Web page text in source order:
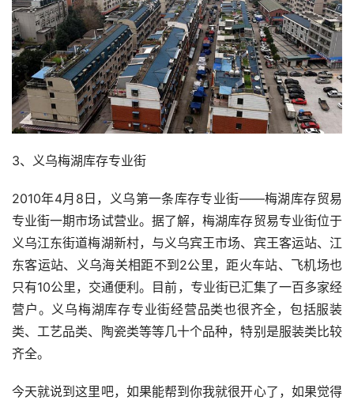
3、义乌梅湖库存专业街
2010年4月8日，义乌第一条库存专业街——梅湖库存贸易
专业街一期市场试营业。据了解，梅湖库存贸易专业街位于
义乌江东街道梅湖新村，与义乌宾王市场、宾王客运站、江
东客运站、义乌海关相距不到2公里，距火车站、飞机场也
只有10公里，交通便利。目前，专业街已汇集了一百多家经
营户。义乌梅湖库存专业街经营品类也很齐全，包括服装
类、工艺品类、陶瓷类等等几十个品种，特别是服装类比较
齐全。
今天就说到这里吧，如果能帮到你我就很开心了，如果觉得